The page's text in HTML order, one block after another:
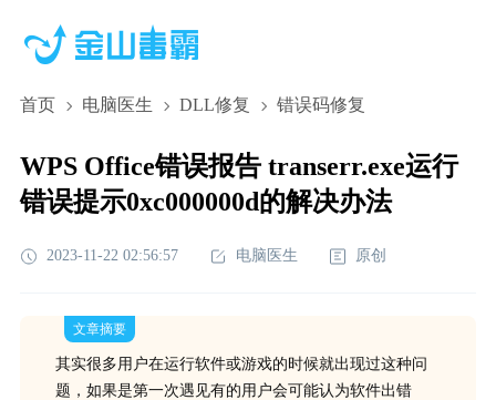
首页 电脑医生 DLL修复 错误码修复
WPS Office错误报告 transerr.exe运行
错误提示0xc000000d的解决办法
2023-11-22 02:56:57 电脑医生 原创
文章摘要
其实很多用户在运行软件或游戏的时候就出现过这种问
题，如果是第一次遇见有的用户会可能认为软件出错